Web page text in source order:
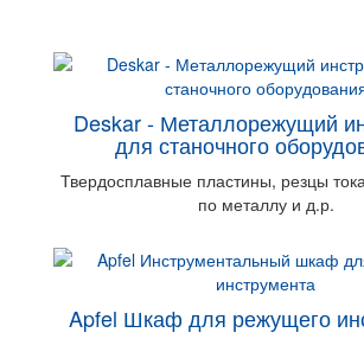
Deskar - Металлорежущий
для станочного
Твердосплавные пластины, резцы
по металлу и д.р.
Apfel Шкаф для режущего